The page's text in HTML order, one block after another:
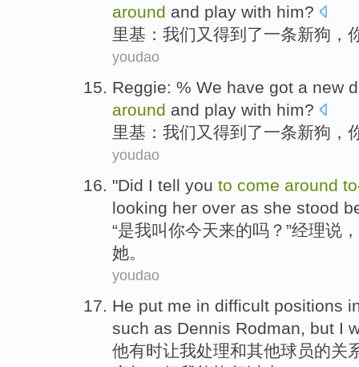
around and play with him?
里基 ： 我们 又 得到 了一条新狗 ，
youdao
Reggie: % We have got a new
around and play with him?
里基 ： 我们 又 得到 了一条新狗 ，
youdao
"Did I tell you to come around to
looking her over as she stood
“是我叫你今天来的吗？”经理说
她。
youdao
He put me in difficult positions
such as Dennis Rodman, but I
他有时让我处理和其他球员的关